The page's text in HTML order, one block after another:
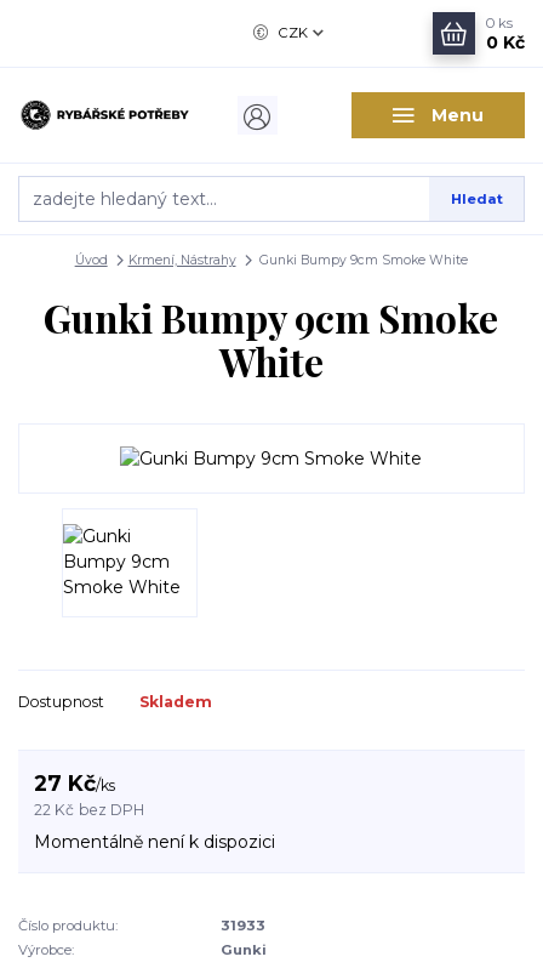
Menu
CZK
Hledat
0 ks
0 Kč
Úvod Krmení, Nástrahy Gunki Bumpy 9cm Smoke White
Gunki Bumpy 9cm Smoke
White
Dostupnost Skladem
27 Kč/ks
22 Kč bez DPH
Momentálně není k dispozici
Číslo produktu:
31933
Výrobce:
Gunki